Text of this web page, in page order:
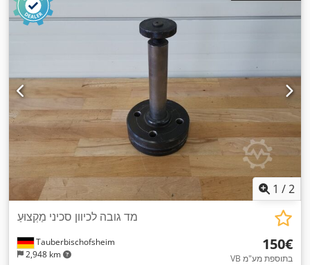
1 /2
Tauberbischofsheim
2,948 km
מד גובה לכיוון סכיני מַקְצוּעַ
‏150 ‏€
VB בתוספת מע"מ